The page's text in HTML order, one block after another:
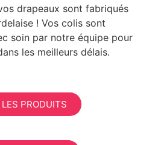
drapeaux sont fabriqués
! Vos colis sont
soin par notre équipe pour
les meilleurs délais.
LES PRODUITS